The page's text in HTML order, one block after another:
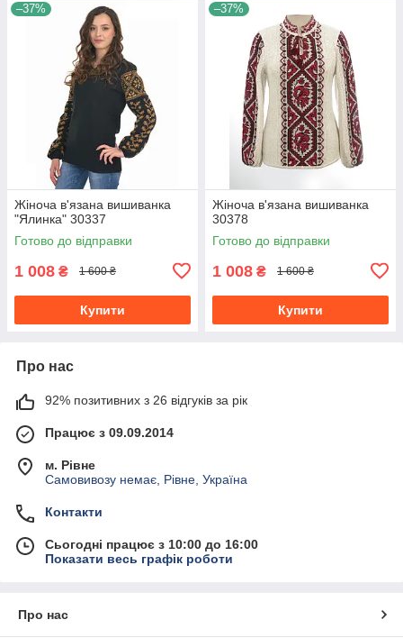
–37%
Жіноча в'язана вишиванка
"Ялинка" 30337
Готово до відправки
1 008 ₴ 1 600 ₴
Купити
–37%
Жіноча в'язана вишиванка
30378
Готово до відправки
1 008 ₴ 1 600 ₴
Купити
Про нас
92% позитивних з 26 відгуків за рік
Працює з 09.09.2014
м. Рівне
Самовивозу немає, Рівне, Україна
Контакти
Сьогодні працює з 10:00 до 16:00
Показати весь графік роботи
Про нас